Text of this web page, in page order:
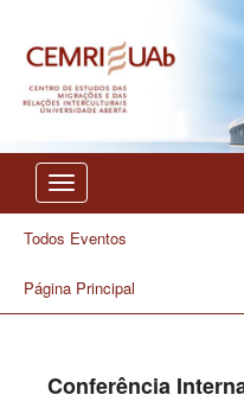
CEMRI
Todos Eventos
Página Principal
Conferência